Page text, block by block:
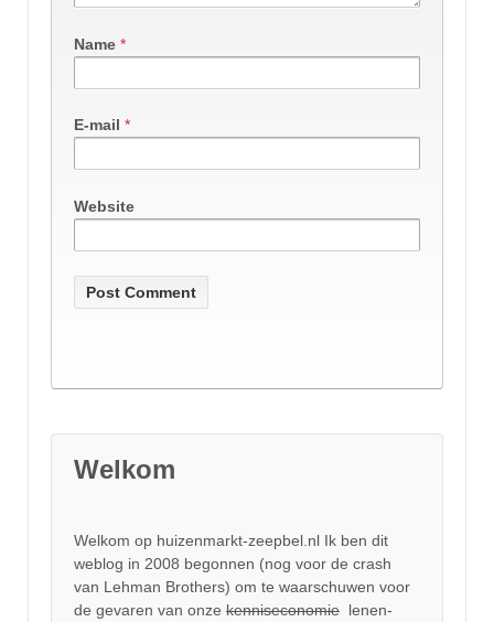
Name *
E-mail *
Website
Welkom
Welkom op huizenmarkt-zeepbel.nl Ik ben dit
weblog in 2008 begonnen (nog voor de crash
van Lehman Brothers) om te waarschuwen voor
de gevaren van onze kenniseconomie lenen-